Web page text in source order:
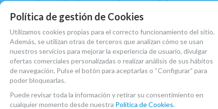
para el uso diario, pensada para músicos que
buscan fiabilidad, facilidad de colocación y
buen funcionamiento en ensayo, estudio o
concierto.
D'Addario
Política de gestión de Cookies
Utilizamos cookies propias para el correcto funcionamiento del sitio.
Además, se utilizan otras de terceros que analizan cómo se usan
nuestros servicios para mejorar la experiencia de usuario, divulgar
ofertas comerciales personalizadas o realizar análisis de sus hábitos
de navegación. Pulse el botón para aceptarlas o “Configurar” para
poder bloquearlas.
Puede revisar toda la información y retirar su consentimiento en
cualquier momento desde nuestra Política de Cookies.